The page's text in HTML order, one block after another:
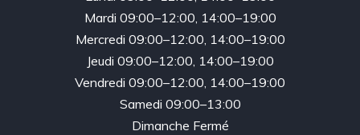
Mardi 09:00–12:00, 14:00–19:00
Mercredi 09:00–12:00, 14:00–19:00
Jeudi 09:00–12:00, 14:00–19:00
Vendredi 09:00–12:00, 14:00–19:00
Samedi 09:00–13:00
Dimanche Fermé